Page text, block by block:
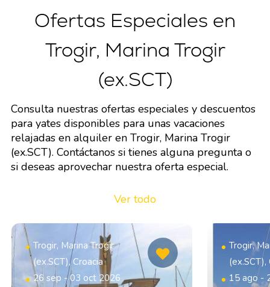
Ofertas Especiales en
Trogir, Marina Trogir
(ex.SCT)
Consulta nuestras ofertas especiales y descuentos
para yates disponibles para unas vacaciones
relajadas en alquiler en Trogir, Marina Trogir
(ex.SCT). Contáctanos si tienes alguna pregunta o
si deseas aprovechar nuestra oferta especial.
Ver todo
Trogir, Marina Trogir
(ex.SCT), Croacia
26 sep - 03 oct 2026
Trogir,
(ex.SCT),
15 ago -